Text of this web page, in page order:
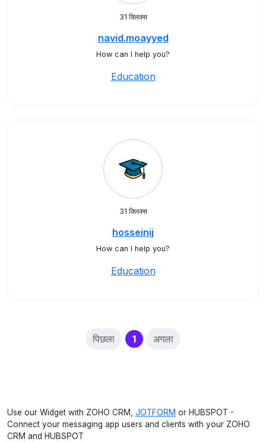
31 क्लिक्स
navid.moayyed
How can I help you?
Education
31 क्लिक्स
hosseinij
How can I help you?
Education
पिछला 1(current)
अगला
Use our Widget with ZOHO CRM, JOTFORM or HUBSPOT -
Connect your messaging app users and clients with your ZOHO
CRM and HUBSPOT